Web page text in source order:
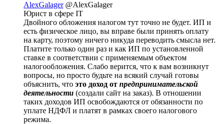
AlexGalager @AlexGalager
Юрист в сфере IT
Двойного обложения налогом тут точно не будет. ИП и
есть физическое лицо, вы вправе были принять оплату
на карту, поэтому ничего никуда переводить смысла нет.
Платите только один раз и как ИП по установленной
ставке в соответствии с применяемым объектом
налогообложения. Слабо верится, что к вам возникнут
вопросы, но просто будьте на всякий случай готовы
объяснить, что это доход от предпринимательской
деятельности (создали сайт на заказ). В отношении
таких доходов ИП освобождаются от обязанности по
уплате НДФЛ и платят в рамках своего налогового
режима.